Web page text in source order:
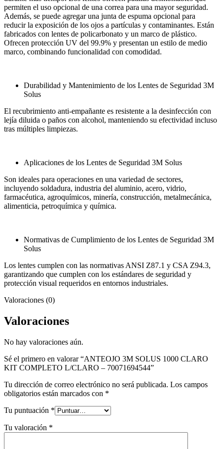
permiten el uso opcional de una correa para una mayor seguridad.
Además, se puede agregar una junta de espuma opcional para
reducir la exposición de los ojos a partículas y contaminantes. Están
fabricados con lentes de policarbonato y un marco de plástico.
Ofrecen protección UV del 99.9% y presentan un estilo de medio
marco, combinando funcionalidad con comodidad.
Durabilidad y Mantenimiento de los Lentes de Seguridad 3M
Solus
El recubrimiento anti-empañante es resistente a la desinfección con
lejía diluida o paños con alcohol, manteniendo su efectividad incluso
tras múltiples limpiezas.
Aplicaciones de los Lentes de Seguridad 3M Solus
Son ideales para operaciones en una variedad de sectores,
incluyendo soldadura, industria del aluminio, acero, vidrio,
farmacéutica, agroquímicos, minería, construcción, metalmecánica,
alimenticia, petroquímica y química.
Normativas de Cumplimiento de los Lentes de Seguridad 3M
Solus
Los lentes cumplen con las normativas ANSI Z87.1 y CSA Z94.3,
garantizando que cumplen con los estándares de seguridad y
protección visual requeridos en entornos industriales.
Valoraciones (0)
Valoraciones
No hay valoraciones aún.
Sé el primero en valorar “ANTEOJO 3M SOLUS 1000 CLARO
KIT COMPLETO L/CLARO – 70071694544”
Tu dirección de correo electrónico no será publicada. Los campos
obligatorios están marcados con *
Tu puntuación *
Tu valoración *